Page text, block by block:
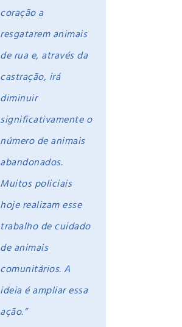
coração a
resgatarem animais
de rua e, através da
castração, irá
diminuir
significativamente o
número de animais
abandonados.
Muitos policiais
hoje realizam esse
trabalho de cuidado
de animais
comunitários. A
ideia é ampliar essa
ação.”